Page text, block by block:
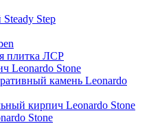
Step
плитка ЛСР
Leonardo Stone
камень Leonardo
кирпич Leonardo Stone
Stone